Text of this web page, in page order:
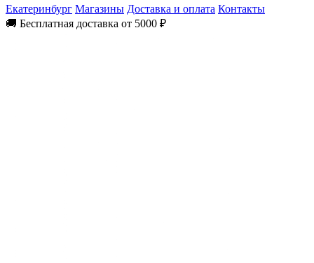
Екатеринбург Магазины Доставка и оплата Контакты
🚚 Бесплатная доставка от 5000 ₽